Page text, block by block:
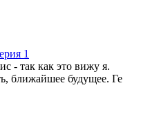
1
- так как это вижу я.
ближайшее будущее. Ге